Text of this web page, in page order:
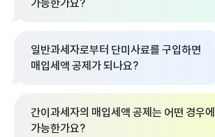
일반과세자로부터 단미사료를 구입하면
매입세액 공제가 되나요?
간이과세자의 매입세액 공제는 어떤 경우에
가능한가요?